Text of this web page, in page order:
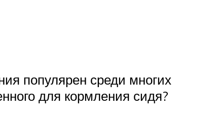
популярен среди многих
для кормления сидя?